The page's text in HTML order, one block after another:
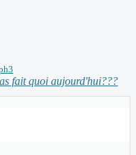
fait quoi aujourd'hui???